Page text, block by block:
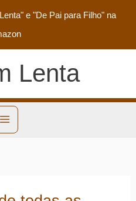
e "De Pai para Filho" na
Lenta